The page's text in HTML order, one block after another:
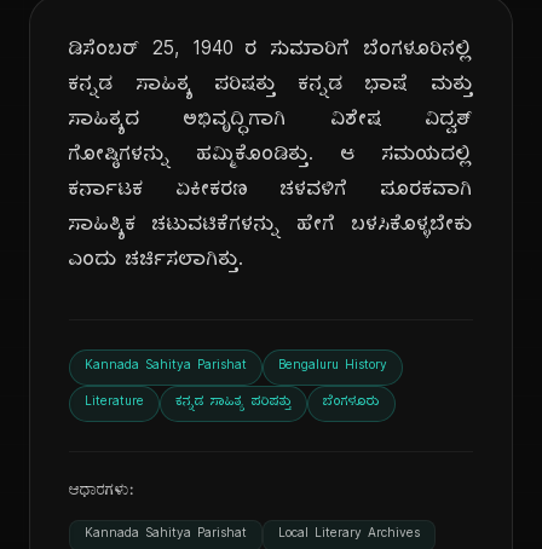
ಡಿಸೆಂಬರ್ 25, 1940 ರ ಸುಮಾರಿಗೆ ಬೆಂಗಳೂರಿನಲ್ಲಿ
ಕನ್ನಡ ಸಾಹಿತ್ಯ ಪರಿಷತ್ತು ಕನ್ನಡ ಭಾಷೆ ಮತ್ತು
ಸಾಹಿತ್ಯದ ಅಭಿವೃದ್ಧಿಗಾಗಿ ವಿಶೇಷ ವಿದ್ವತ್
ಗೋಷ್ಠಿಗಳನ್ನು ಹಮ್ಮಿಕೊಂಡಿತ್ತು. ಆ ಸಮಯದಲ್ಲಿ
ಕರ್ನಾಟಕ ಏಕೀಕರಣ ಚಳವಳಿಗೆ ಪೂರಕವಾಗಿ
ಸಾಹಿತ್ಯಿಕ ಚಟುವಟಿಕೆಗಳನ್ನು ಹೇಗೆ ಬಳಸಿಕೊಳ್ಳಬೇಕು
ಎಂದು ಚರ್ಚಿಸಲಾಗಿತ್ತು.
Kannada Sahitya Parishat Bengaluru History
Literature ಕನ್ನಡ ಸಾಹಿತ್ಯ ಪರಿಷತ್ತು ಬೆಂಗಳೂರು
ಆಧಾರಗಳು:
Kannada Sahitya Parishat Local Literary Archives